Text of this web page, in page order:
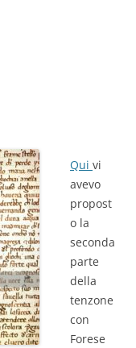
Qui vi
avevo
propost
o la
seconda
parte
della
tenzone
con
Forese